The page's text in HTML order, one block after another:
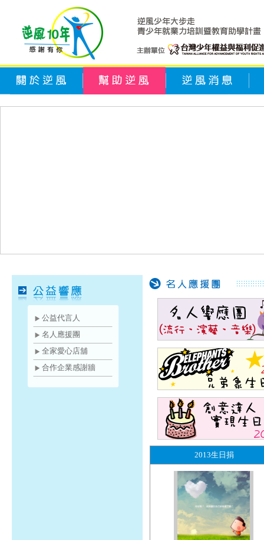
公益代言人
名人應援團
全家愛心店舖
合作企業感謝牆
2013生日捐